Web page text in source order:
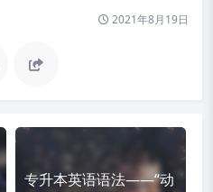
2021年8月19日
专升本英语语法——“动